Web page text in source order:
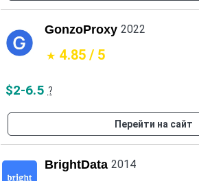
GonzoProxy 2022
4.85 / 5
$2-6.5 ?
Перейти на сайт
BrightData 2014